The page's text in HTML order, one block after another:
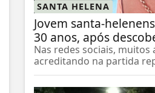
SANTA HELENA
Jovem santa-
30 anos, após
Nas redes sociais, muitos
acreditando na partida